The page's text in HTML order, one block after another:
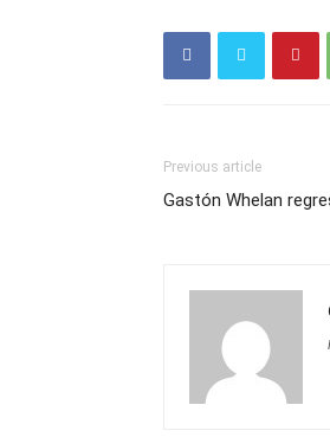
Previous article
Gastón Whelan